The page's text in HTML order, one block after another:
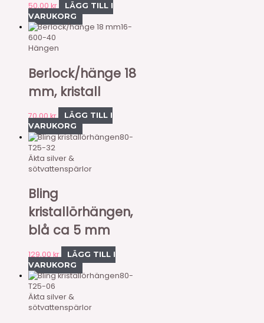
50,00 kr
LÄGG TILL I
VARUKORG
16-
600-40
Hängen
Berlock/hänge 18
mm, kristall
70,00kr
LÄGG TILL I
VARUKORG
80-
T25-32
Äkta silver &
sötvattenspärlor
Bling
kristallörhängen,
blå ca 5 mm
129,00 kr
LÄGG TILL I
VARUKORG
80-
T25-06
Äkta silver &
sötvattenspärlor